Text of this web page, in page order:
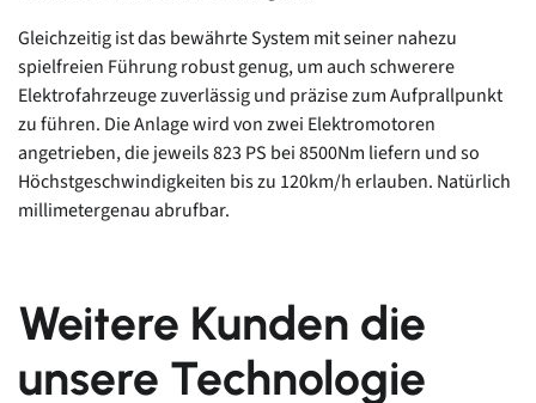
Gleichzeitig ist das bewährte System mit seiner nahezu
spielfreien Führung robust genug, um auch schwerere
Elektrofahrzeuge zuverlässig und präzise zum Aufprallpunkt
zu führen. Die Anlage wird von zwei Elektromotoren
angetrieben, die jeweils 823 PS bei 8500Nm liefern und so
Höchstgeschwindigkeiten bis zu 120km/h erlauben. Natürlich
millimetergenau abrufbar.
Weitere Kunden die
unsere Technologie